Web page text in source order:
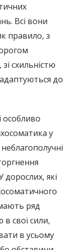
Всі вони
правило, з
зі схильністю
до
особливо
у
дорослих, які
ряд
свої сили,
в усьому